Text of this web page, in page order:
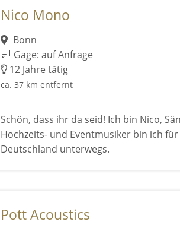
Nico Mono
Bonn
Gage: auf Anfrage
12 Jahre tätig
ca. 37 km entfernt
Schön, dass ihr da seid! Ich bin Nico,
Hochzeits- und Eventmusiker bin ich für
Deutschland unterwegs.
Pott Acoustics